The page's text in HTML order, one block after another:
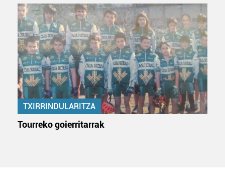
duten interes legitimoa eta horren aurka nola egin
dezakezun ikusteko.
Lortu zure datu pertsonalak prozesatzeko moduari
buruzko informazio gehiago eta ezarri zure lehentasunak
datuen atalean. Edozein unetan alda edo ken dezakezu
zure baimena Cookieen adierazpenean.
Webgune honek cookie propioak eta hirugarrenen cookie-
zerbitzuak hobetzeko asmoz, cookie teknologiaz
TXIRRINDULARITZA
Tourreko goierritarrak